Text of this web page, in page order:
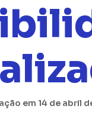
em 14 de abril